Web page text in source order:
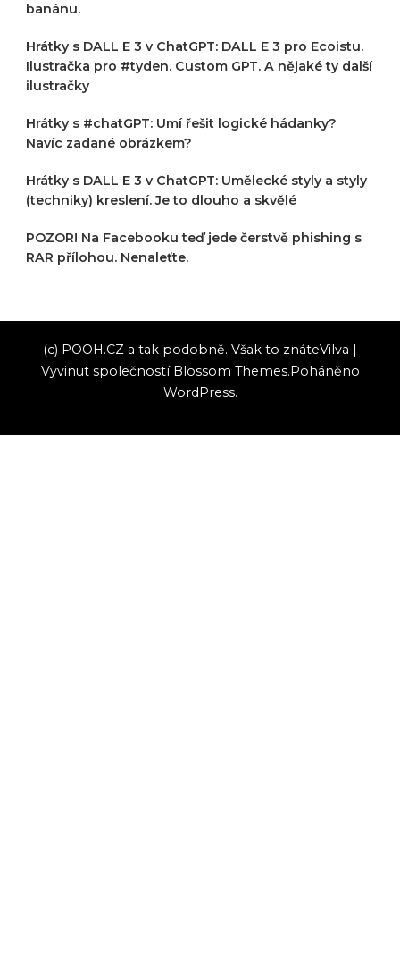
banánu.
Hrátky s DALL E 3 v ChatGPT: DALL E 3 pro Ecoistu.
Ilustračka pro #tyden. Custom GPT. A nějaké ty další
ilustračky
Hrátky s #chatGPT: Umí řešit logické hádanky?
Navíc zadané obrázkem?
Hrátky s DALL E 3 v ChatGPT: Umělecké styly a styly
(techniky) kreslení. Je to dlouho a skvělé
POZOR! Na Facebooku teď jede čerstvě phishing s
RAR přílohou. Nenaleťte.
(c) POOH.CZ a tak podobně. Však to znáteVilva |
Vyvinut společností Blossom Themes.Poháněno
WordPress.